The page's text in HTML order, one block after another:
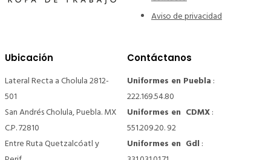
Aviso de privacidad
Ubicación
Lateral Recta a Cholula 2812-
501
San Andrés Cholula, Puebla. MX
C.P. 72810
Entre Ruta Quetzalcóatl y
Contáctanos
Uniformes en Puebla :
222.169.54.80
Uniformes en CDMX:
551.209.20. 92
Uniformes en Gdl :